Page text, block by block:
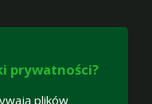
prywatności?
plików